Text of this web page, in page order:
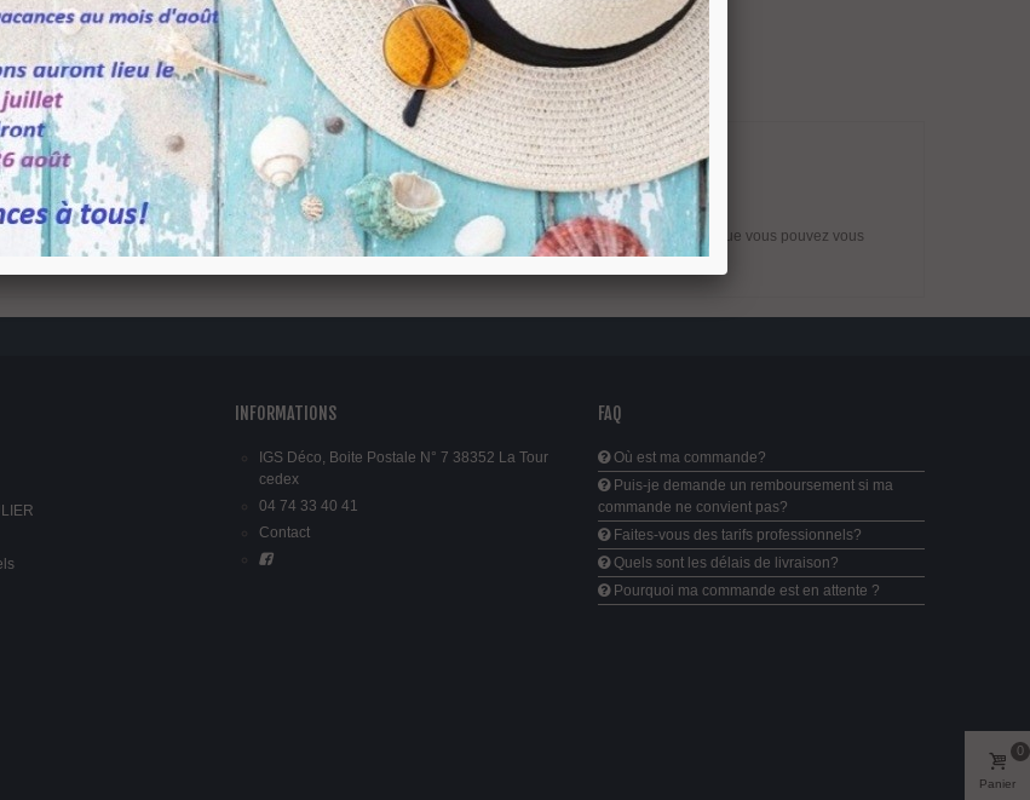
Aimer 0 Ajouter À La Liste De Souhaits
- Inox brossé et Laiton poli.
le diamant et à résistance élevée. Le revêtement PROTECTAN ne nécessite absolument aucun soin, si bien que vous pouvez vous
d'antan. Passer un chiffon humide suffit - tout est en ordre.
INFORMATIONS
IGS Déco, Boite Postale N° 7 38352 La Tour
cedex
04 74 33 40 41
Contact
FAQ
Où est ma commande?
Puis-je demande un remboursement si ma
commande ne convient pas?
Faites-vous des tarifs professionnels?
Quels sont les délais de livraison?
Pourquoi ma commande est en attente ?
Panier
0